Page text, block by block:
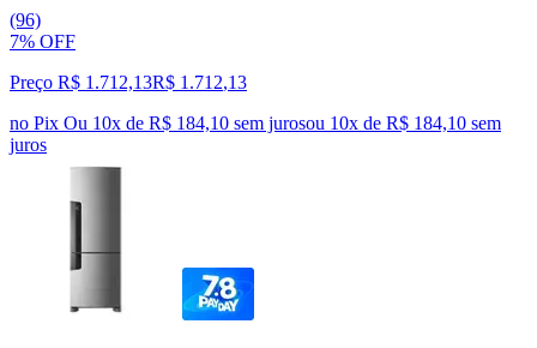
(96)
7% OFF
Preço R$ 1.712,13R$ 1.712,13
no Pix Ou 10x de R$ 184,10 sem jurosou 10x de R$ 184,10 sem
juros